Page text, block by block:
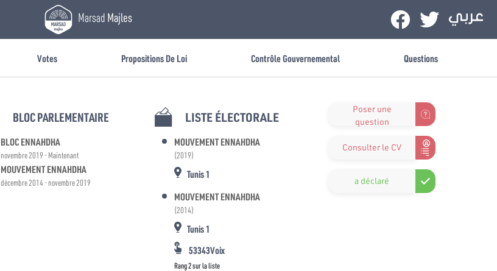
MarsadMajles
Votes Propositions De Loi Contrôle Gouvernemental Questions
BLOC PARLEMENTAIRE
BLOC ENNAHDHA
novembre 2019 - Maintenant
MOUVEMENT ENNAHDHA
décembre 2014 - novembre 2019
LISTE ÉLECTORALE
MOUVEMENT ENNAHDHA
(2019)
Tunis 1
MOUVEMENT ENNAHDHA
(2014)
Tunis 1
53343Voix
Rang 2 sur la liste
Poser une
question
Consulter le CV
a déclaré